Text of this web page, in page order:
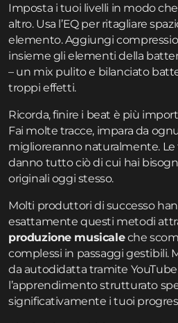
Imposta i tuoi livelli in modo
altro. Usa l’EQ per ritagliare
elemento. Aggiungi
insieme gli elementi della
– un mix pulito e bilanciato
troppi effetti.
Ricorda, finire i beat è più
Fai molte tracce, impara da
miglioreranno naturalmente.
danno tutto ciò di cui hai
originali oggi stesso.
Molti produttori di successo
esattamente questi metodi
produzione musicaleche
complessi in passaggi gestibili.
da autodidatta tramite
l’apprendimento strutturato
significativamente i tuoi